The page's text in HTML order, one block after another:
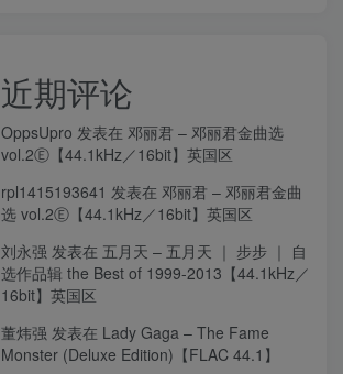
近期评论
OppsUpro 发表在 邓丽君 – 邓丽君金曲选
vol.2Ⓔ【44.1kHz／16bit】英国区
rpl1415193641 发表在 邓丽君 – 邓丽君金曲
选 vol.2Ⓔ【44.1kHz／16bit】英国区
刘永强 发表在 五月天 – 五月天 ｜ 步步 ｜ 自
选作品辑 the Best of 1999-2013【44.1kHz／
16bit】英国区
董炜强 发表在 Lady Gaga – The Fame
Monster (Deluxe Edition)【FLAC 44.1】